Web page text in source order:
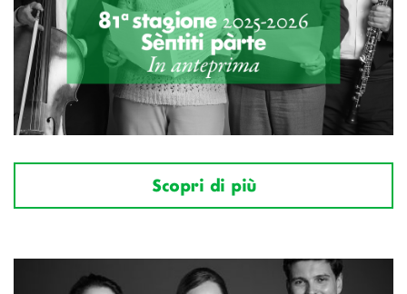
Scopri di più